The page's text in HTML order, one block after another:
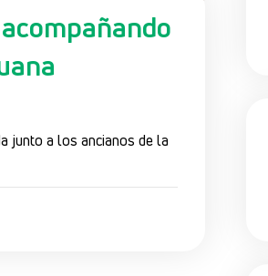
junto a los ancianos de la